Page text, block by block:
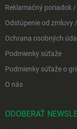
Reklamačný poriadok
Odstúpenie od zmluvy
Ochrana osobných
Podmienky súťaže
Podmienky súťaže o
O nás
ODOBERAŤ